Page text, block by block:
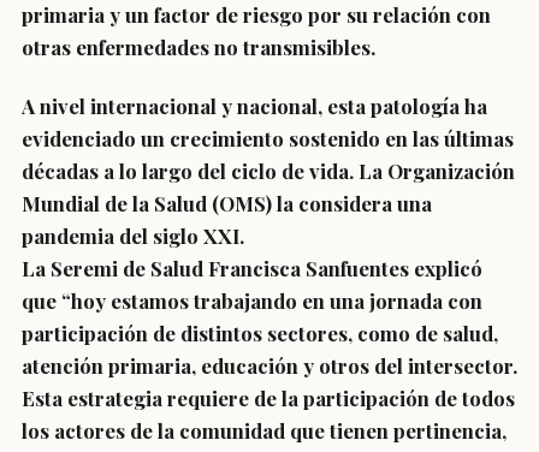
primaria y un factor de riesgo por su relación con
otras enfermedades no transmisibles.
A nivel internacional y nacional, esta patología ha
evidenciado un crecimiento sostenido en las últimas
décadas a lo largo del ciclo de vida. La Organización
Mundial de la Salud (OMS) la considera una
pandemia del siglo XXI.
La Seremi de Salud Francisca Sanfuentes explicó
que “hoy estamos trabajando en una jornada con
participación de distintos sectores, como de salud,
atención primaria, educación y otros del intersector.
Esta estrategia requiere de la participación de todos
los actores de la comunidad que tienen pertinencia,